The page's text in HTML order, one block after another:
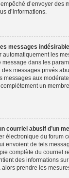
d’envoyer des
d’informations.
messages
automatiquement les
dans les
messages privés
messages aux
un
courriel abusif d’un
électronique du forum
envoient de tels
complète du courriel
des informations
alors prendre les